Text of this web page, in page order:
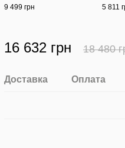
9 499 грн
5 811
16 632 грн 18 480
Доставка Оплата